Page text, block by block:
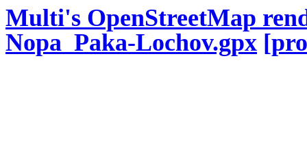
Multi's OpenStreetMap
Nopa_Paka-Lochov.gpx